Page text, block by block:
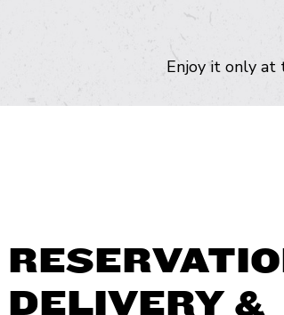
Enjoy it only at
DELIVERY &